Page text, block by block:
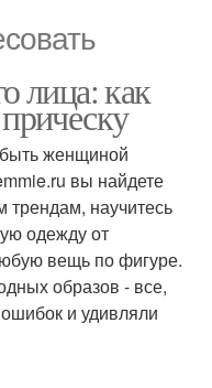
лица: как
женщиной
вы найдете
трендам, научитесь
одежду от
вещь по фигуре.
образов - все,
и удивляли